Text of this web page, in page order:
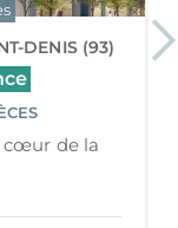
(77)
aux